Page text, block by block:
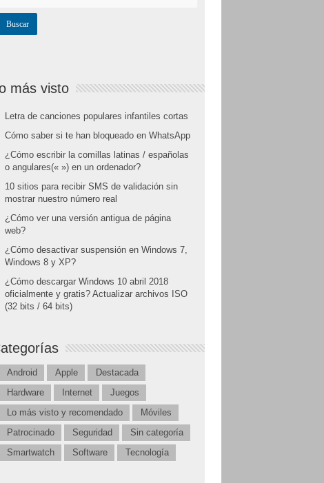
más visto
Letra de canciones populares infantiles cortas
Cómo saber si te han bloqueado en WhatsApp
¿Cómo escribir la comillas latinas / españolas
o angulares(« ») en un ordenador?
10 sitios para recibir SMS de validación sin
mostrar nuestro número real
¿Cómo ver una versión antigua de página
web?
¿Cómo desactivar suspensión en Windows 7,
Windows 8 y XP?
¿Cómo descargar Windows 10 abril 2018
oficialmente y gratis? Actualizar archivos ISO
(32 bits / 64 bits)
Android Apple
Destacada
Hardware
Internet
Juegos
Lo más visto y recomendado
Móviles
Patrocinado
Seguridad
Sin categoría
Smartwatch
Software Tecnología